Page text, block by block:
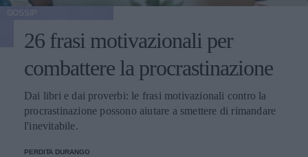
26 frasi motivazionali per
combattere la procrastinazione
Dai libri e dai proverbi: le frasi motivazionali contro la
procrastinazione possono aiutare a smettere di rimandare
l'inevitabile.
PERDITA DURANGO